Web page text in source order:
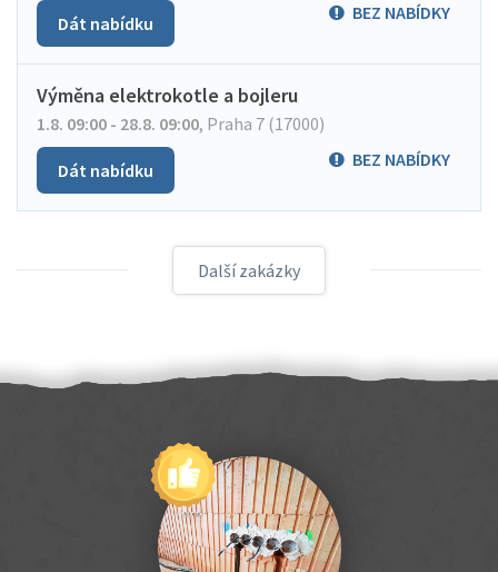
BEZ NABÍDKY
Dát nabídku
Výměna elektrokotle a bojleru
1.8. 09:00 - 28.8. 09:00, Praha 7 (17000)
BEZ NABÍDKY
Dát nabídku
Další zakázky